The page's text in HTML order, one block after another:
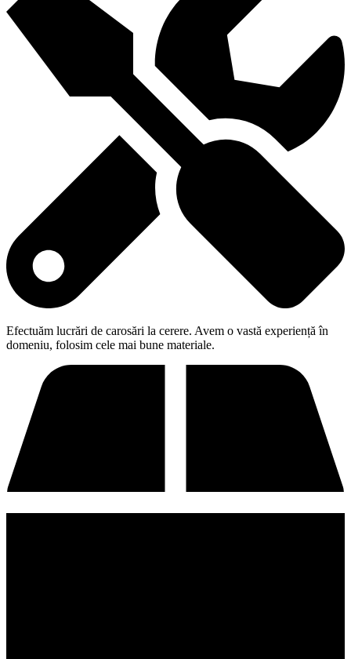
Efectuăm lucrări de carosări la cerere. Avem o vastă experiență în
domeniu, folosim cele mai bune materiale.